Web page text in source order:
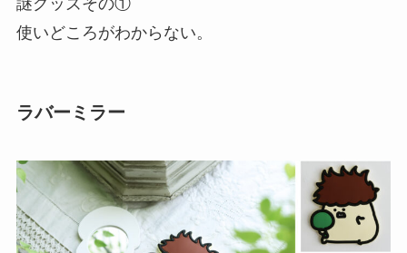
使いどころがわからない。
ラバーミラー